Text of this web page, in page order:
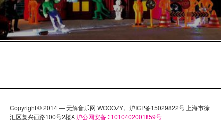
Copyright © 2014 — 无解音乐网 WOOOZY。沪ICP备15029822号 上海市徐
汇区复兴西路100号2楼A沪公网安备 31010402001859号